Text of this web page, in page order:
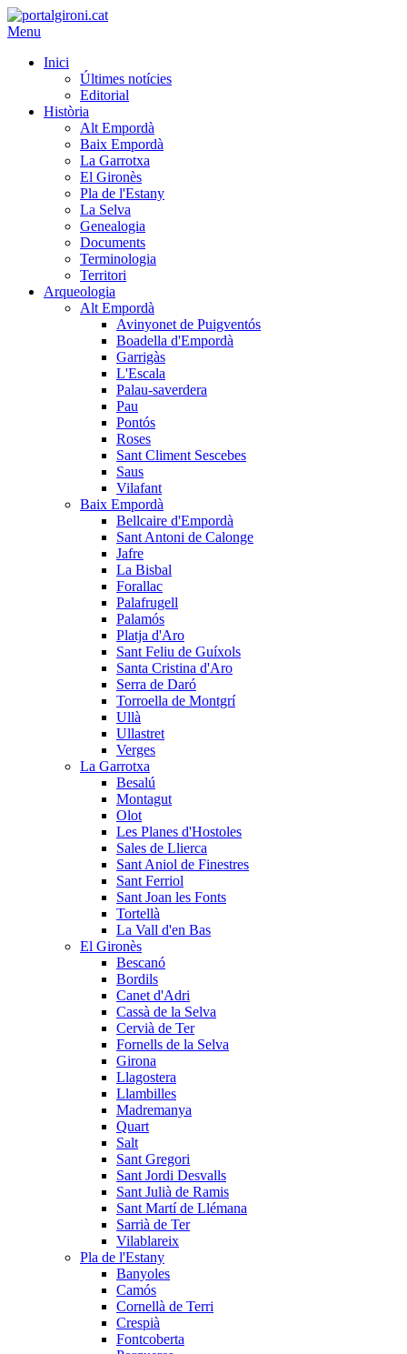
Menu
Inici
Últimes notícies
Editorial
Història
Alt Empordà
Baix Empordà
La Garrotxa
El Gironès
Pla de l'Estany
La Selva
Genealogia
Documents
Terminologia
Territori
Arqueologia
Alt Empordà
Avinyonet de Puigventós
Boadella d'Empordà
Garrigàs
L'Escala
Palau-saverdera
Pau
Pontós
Roses
Sant Climent Sescebes
Saus
Vilafant
Baix Empordà
Bellcaire d'Empordà
Sant Antoni de Calonge
Jafre
La Bisbal
Forallac
Palafrugell
Palamós
Platja d'Aro
Sant Feliu de Guíxols
Santa Cristina d'Aro
Serra de Daró
Torroella de Montgrí
Ullà
Ullastret
Verges
La Garrotxa
Besalú
Montagut
Olot
Les Planes d'Hostoles
Sales de Llierca
Sant Aniol de Finestres
Sant Ferriol
Sant Joan les Fonts
Tortellà
La Vall d'en Bas
El Gironès
Bescanó
Bordils
Canet d'Adri
Cassà de la Selva
Cervià de Ter
Fornells de la Selva
Girona
Llagostera
Llambilles
Madremanya
Quart
Salt
Sant Gregori
Sant Jordi Desvalls
Sant Julià de Ramis
Sant Martí de Llémana
Sarrià de Ter
Vilablareix
Pla de l'Estany
Banyoles
Camós
Cornellà de Terri
Crespià
Fontcoberta